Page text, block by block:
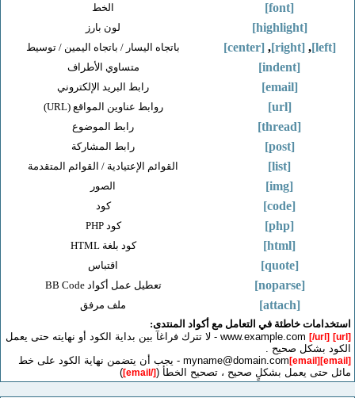
لون بارز
,
[right]
,
[center] باتجاه اليسار / باتجاه اليمين / توسيط
متساوي الأطراف
رابط البريد الإلكتروني
روابط عناوين المواقع (URL)
رابط الموضوع
رابط المشاركة
القوائم الإعتيادية / القوائم المتقدمة
كود بلغة HTML
اقتباس
تعطيل عمل أكواد BB Code
ملف مرفق
خاطئة في التعامل مع أكواد المنتدى:
[/
- لا تترك فراغآ بين بداية الكود أو نهايته حتى يعمل
بشكل صحيح .
myname@domain.com[email]
- يجب أن يتضمن نهاية الكود على خط
يعمل بشكلٍ صحيح ، تصحيح الخطأ ([/email]
)